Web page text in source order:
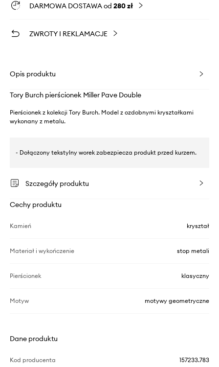
DARMOWA DOSTAWA od 280 zł
ZWROTY I REKLAMACJE
Opis produktu
Tory Burch pierścionek Miller Pave Double
Pierścionek z kolekcji Tory Burch. Model z ozdobnymi kryształkami
wykonany z metalu.
- Dołączony tekstylny worek zabezpiecza produkt przed kurzem.
Szczegóły produktu
Cechy produktu
Kamień kryształ
Materiał i wykończenie stop metali
Pierścionek klasyczny
Motyw motywy geometryczne
Dane produktu
Kod producenta 157233.783